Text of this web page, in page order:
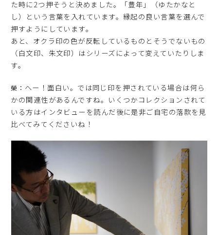
た時に2つ押そうと決めました。「豊年」（ゆたかなと
し）という言葉を入れています。縁起の良い言葉を選んで
押すようにしています。
あと、オクラ印の色が反転しているものとそうでないもの
（白文印、朱文印）はシリーズによって変えていたりしま
す。
榮： へー！面白い。では同じ印を押されている場合は何ら
かの関連性があるんですね。いくつかコレクションされて
いる方はインタビューを読んだ後に是非ご自宅の落款を見
比べてみてくださいね！